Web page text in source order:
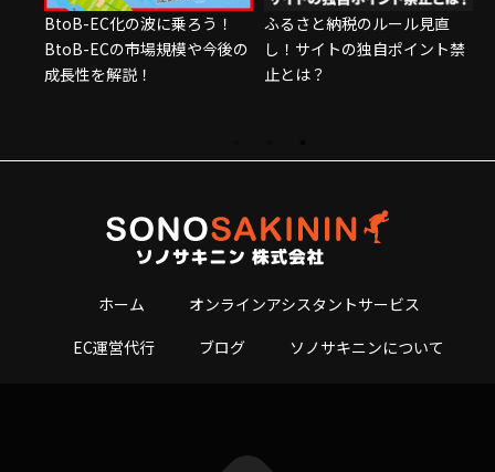
BtoB-EC化の波に乗ろう！
BtoB-ECの市場規模や今後の
成長性を解説！
ふるさと納税のルール見直
し！サイトの独自ポイント禁
止とは？
ホーム
オンラインアシスタントサービス
EC運営代行
ブログ ソノサキニンについて